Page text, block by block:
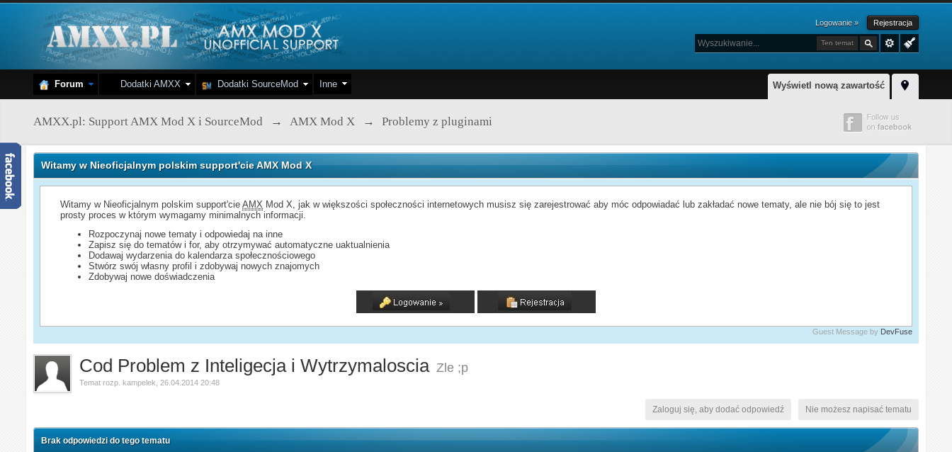
Logowanie » Rejestracja
Ten temat
Wyświetl nową zawartość
Forum Dodatki AMXX Dodatki SourceMod Inne
AMXX.pl: Support AMX Mod X i SourceMod → AMX Mod X → Problemy z pluginami
Witamy w Nieoficjalnym polskim support'cie AMX Mod X
Witamy w Nieoficjalnym polskim support'cieAMX Mod X, jak w większości społeczności internetowych musisz się zarejestrować aby móc odpowiadać lub zakładać nowe tematy, ale nie bój się to jest
prosty proces w którym wymagamy minimalnych informacji.
Rozpoczynaj nowe tematy i odpowiedaj na inne
Zapisz się do tematów i for, aby otrzymywać automatyczne uaktualnienia
Dodawaj wydarzenia do kalendarza społecznościowego
Stwórz swój własny profil i zdobywaj nowych znajomych
Zdobywaj nowe doświadczenia
Guest Message by DevFuse
Cod Problem z Inteligecja i Wytrzymaloscia Zle ;p
Temat rozp.kampelek 26.04.2014 20:48
Nie możesz napisać tematu
Zaloguj się, aby dodać odpowiedź
Brak odpowiedzi do tego tematu